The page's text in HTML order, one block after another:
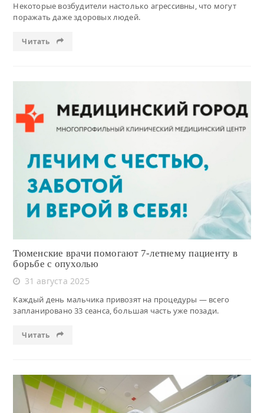
Некоторые возбудители настолько агрессивны, что могут
поражать даже здоровых людей.
Читать
Читать
Тюменские врачи помогают 7-летнему пациенту в
борьбе с опухолью
31 августа 2025
Каждый день мальчика привозят на процедуры — всего
запланировано 33 сеанса, большая часть уже позади.
Читать